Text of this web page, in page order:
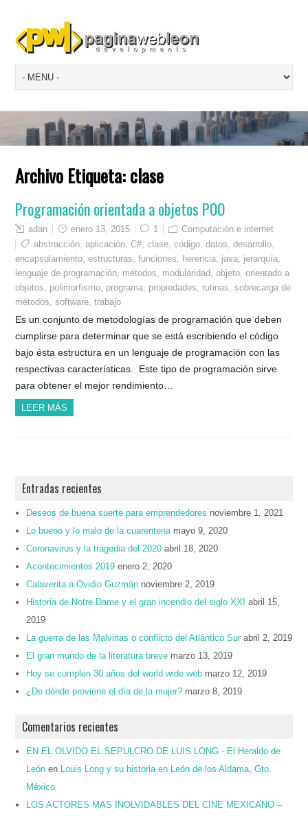
Archivo Etiqueta:clase
Programación orientada a objetos POO
adan enero 13, 2015 1
Computación e internet
abstracción ,aplicación ,C# ,clase ,código ,datos ,desarrollo
encapsulamiento ,estructuras ,funciones herencia java jerarquía
lenguaje de programación métodos modularidad ,objeto ,orientado a
objetos
polimorfismo programa propiedades rutinas ,sobrecarga de
métodos ,software ,trabajo
Es un conjunto de metodologías de programación que deben
cumplirse para determinar que se está escribiendo el código
bajo ésta estructura en un lenguaje de programación con las
respectivas características. Este tipo de programación sirve
para obtener el mejor rendimiento…
LEER MÁS
Entradas recientes
Deseos de buena suerte para emprendedores noviembre 1, 2021
Lo bueno y lo malo de la cuarentena mayo 9, 2020
Coronavirus y la tragedia del 2020 abril 18, 2020
Acontecimientos 2019 enero 2, 2020
Calaverita a Ovidio Guzmán noviembre 2, 2019
Historia de Notre Dame y el gran incendio del siglo XXI
abril 15,
2019
La guerra de las Malvinas o conflicto del Atlántico Sur abril 2, 2019
El gran mundo de la literatura breve marzo 13, 2019
Hoy se cumplen 30 años del world wide web marzo 12, 2019
¿De dónde proviene el día de la mujer? marzo 8, 2019
Comentarios recientes
EN EL OLVIDO EL SEPULCRO DE LUIS LONG - El Heraldo de
León en
Louis Long y su historia en León de los Aldama, Gto.
México
LOS ACTORES MAS INOLVIDABLES DEL CINE MEXICANO –